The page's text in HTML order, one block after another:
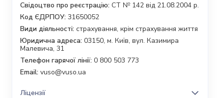
Свідоцтво про реєстрацію: СТ № 142 від 21.08.2004 р.
Код ЄДРПОУ: 31650052
Види діяльності: страхування, крім страхування життя
Юридична адреса: 03150, м. Київ, вул. Казимира
Малевича, 31
Телефон гарячої лінії: 0 800 503 773
Email: vuso@vuso.ua
Ліцензії